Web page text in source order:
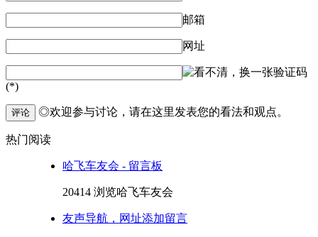
邮箱
网址
验证码
(*)
评论 ◎欢迎参与讨论，请在这里发表您的看法和观点。
热门阅读
哈飞车友会 - 留言板
20414 浏览哈飞车友会
友声导航，网址添加留言